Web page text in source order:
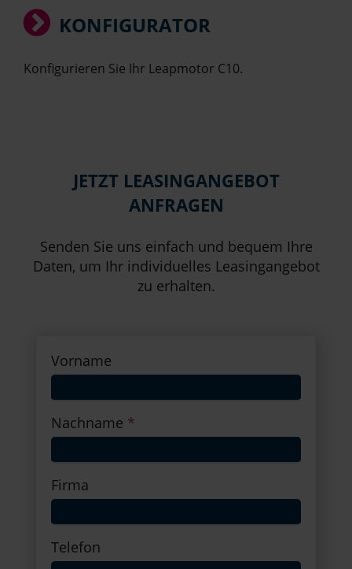
KONFIGURATOR
Konfigurieren Sie Ihr Leapmotor C10.
JETZT LEASINGANGEBOT
ANFRAGEN
Senden Sie uns einfach und bequem Ihre
Daten, um Ihr individuelles Leasingangebot
zu erhalten.
Vorname
Nachname *
Firma
Telefon